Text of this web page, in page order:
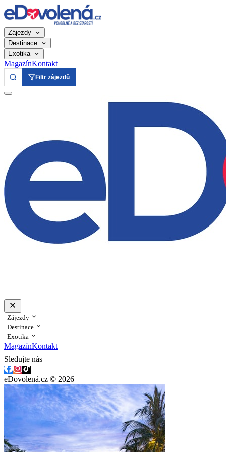
Zájezdy
Destinace
Exotika
MagazínKontakt
Filtr zájezdů
Zájezdy
Destinace
Exotika
MagazínKontakt
Sledujte nás
eDovolená.cz © 2026